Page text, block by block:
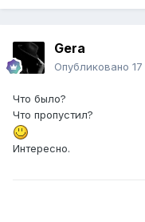
Gera
Опубликовано
Что было?
Что пропустил?
Интересно.